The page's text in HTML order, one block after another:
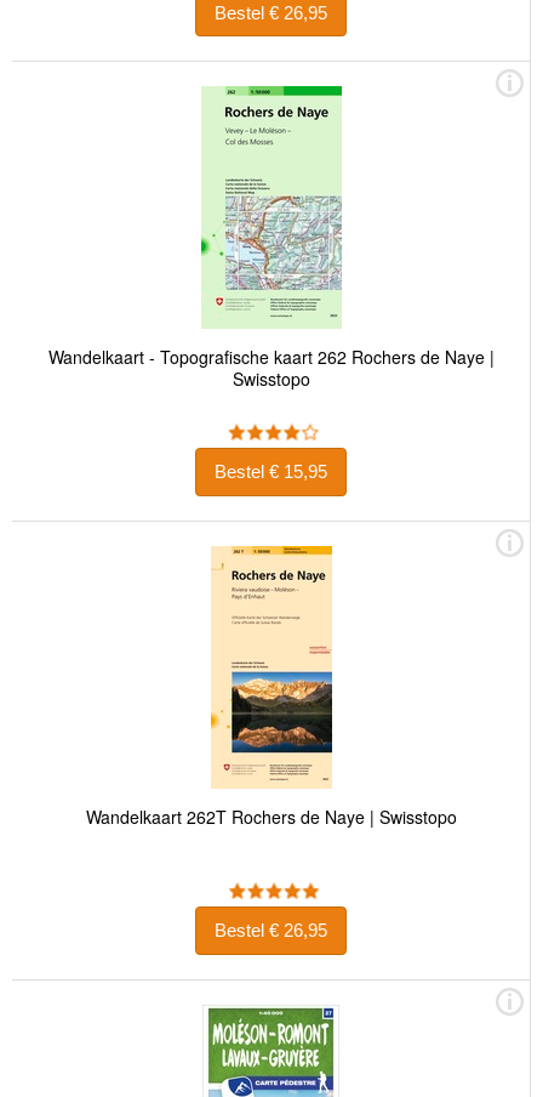
Bestel € 26,95
Wandelkaart - Topografische kaart 262 Rochers de Naye |
Swisstopo
Bestel € 15,95
Wandelkaart 262T Rochers de Naye | Swisstopo
Bestel € 26,95